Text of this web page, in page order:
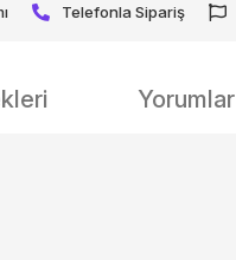
Telefonla Sipariş
Yorumlar